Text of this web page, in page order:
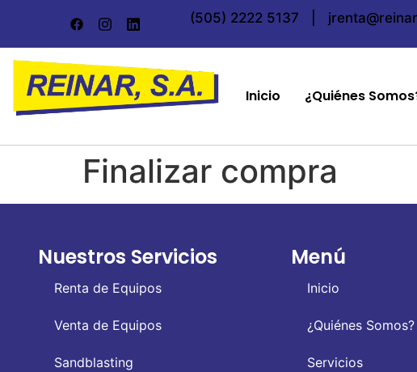
(505) 2222 5137
Inicio ¿Quiénes
Finalizar compra
Nuestros Servicios
Renta de Equipos
Venta de Equipos
Sandblasting
Menú
Inicio
¿Quiénes Somos?
Servicios